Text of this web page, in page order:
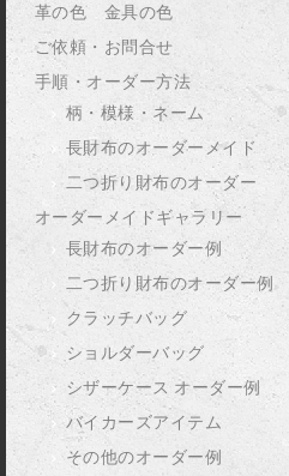
革の色 金具の色
ご依頼・お問合せ
手順・オーダー方法
柄・模様・ネーム
長財布のオーダーメイド
二つ折り財布のオーダー
オーダーメイドギャラリー
長財布のオーダー例
二つ折り財布のオーダー例
クラッチバッグ
ショルダーバッグ
シザーケース オーダー例
バイカーズアイテム
その他のオーダー例